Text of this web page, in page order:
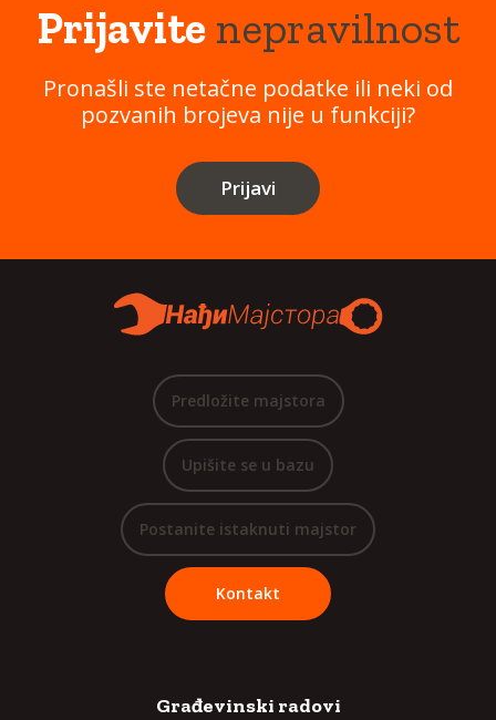
Prijavitenepravilnost
Pronašli ste netačne podatke ili neki od
pozvanih brojeva nije u funkciji?
Prijavi
Predložite majstora
Upišite se u bazu
Postanite istaknuti majstor
Kontakt
Građevinski radovi